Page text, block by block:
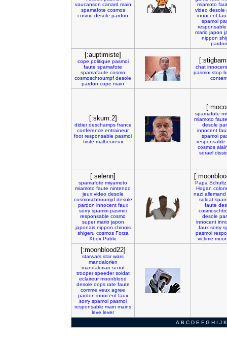
vaucanson canard main
spamafote cosmos
cosmo desole pardon
miamoto
video desole
innocent
spamoi
responsable
mario japon
nippon
pardon
[:auptimiste]
cope politique pasmoi
faute spamafote
spamafaute cosmo
cosmoschtoumpf desole
pardon cope main
chat innocent
pasmoi stop
[:skum:2]
didier deschamps france
conference entraineur
foot responsable pasmoi
triste malheureux
spamafote
miamoto faute
desole
innocent
spamoi
responsable
cosmos
sorael
[:selenn]
spamafote miyamoto
miamoto faute nintendo
jeux video desole
cosmoschtroumpf desole
pardon innocent faux
sorry spamoi pasmoi
responsable cosmo
super mario japon
japonais nippon chinois
shigeru cosmos Forza
Xbox Public
Papa Schultz
Hogan
nazi allemand
soldat
faute
desole
innocent
faux sorry
pasmoi
victime
[:moonblood22]
starwars star wars
mandalorien
mandalorian scout
trooper speeder soldat
eclaireur moonblood
desole oops rate faute
comme veux agree
pardon innocent faux
sorry spamoi pasmoi
responsable main mains
leve lever
A B C D E F G H I J K